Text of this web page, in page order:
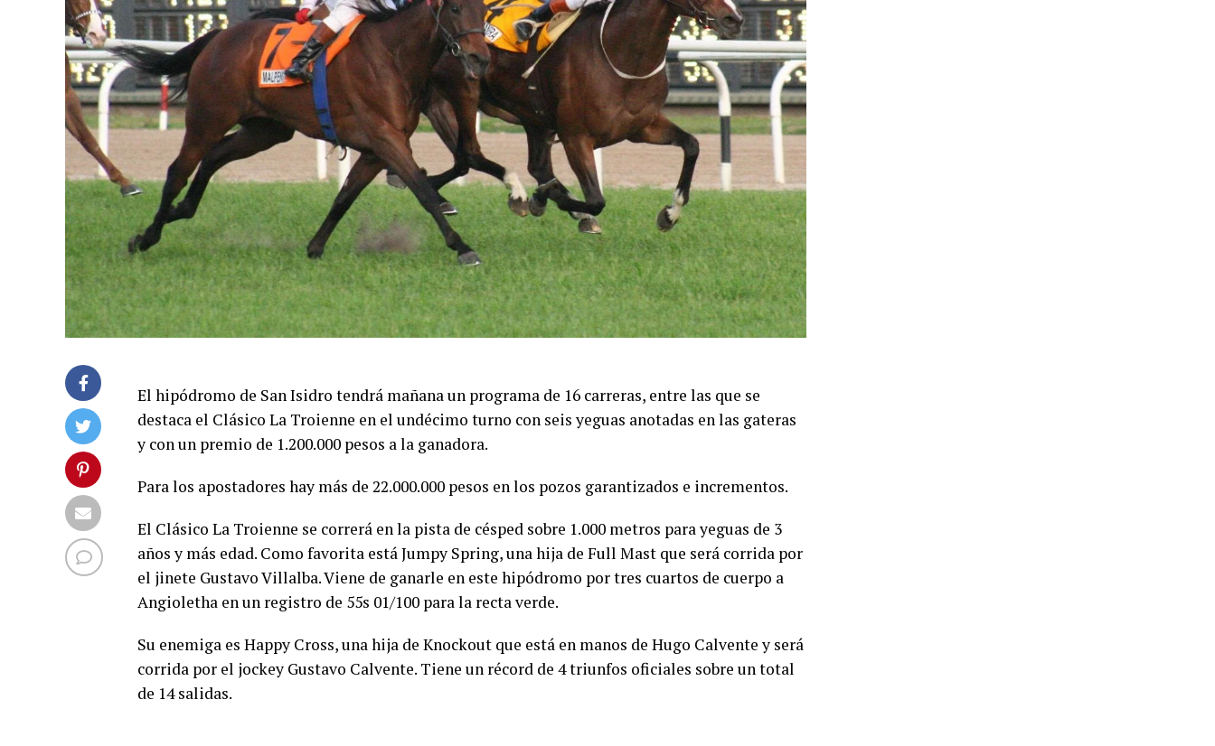
El hipódromo de San Isidro tendrá mañana un programa de 16 carreras, entre las que se
destaca el Clásico La Troienne en el undécimo turno con seis yeguas anotadas en las gateras
y con un premio de 1.200.000 pesos a la ganadora.
Para los apostadores hay más de 22.000.000 pesos en los pozos garantizados e incrementos.
El Clásico La Troienne se correrá en la pista de césped sobre 1.000 metros para yeguas de 3
años y más edad. Como favorita está Jumpy Spring, una hija de Full Mast que será corrida por
el jinete Gustavo Villalba. Viene de ganarle en este hipódromo por tres cuartos de cuerpo a
Angioletha en un registro de 55s 01/100 para la recta verde.
Su enemiga es Happy Cross, una hija de Knockout que está en manos de Hugo Calvente y será
corrida por el jockey Gustavo Calvente. Tiene un récord de 4 triunfos oficiales sobre un total
de 14 salidas.